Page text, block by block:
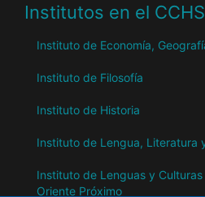
Institutos en el CCHS
Instituto de Economía,
Instituto de Filosofía
Instituto de Historia
Instituto de Lengua, Literatura
Instituto de Lenguas y
Oriente Próximo